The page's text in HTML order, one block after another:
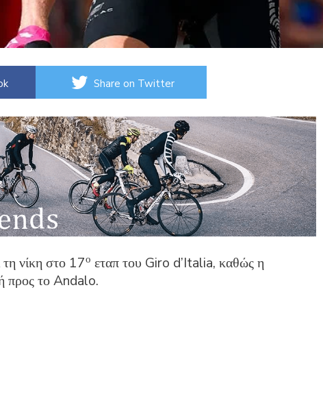
Share on Twitter
νίκη στο 17ο εταπ του Giro d’Italia, καθώς η
προς το Andalo.